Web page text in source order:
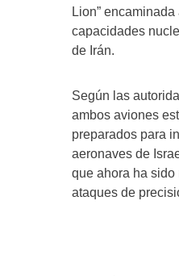
Lion”
capacidades
de Irán.
Según las
ambos aviones
preparados para
aeronaves de
que ahora ha
ataques de